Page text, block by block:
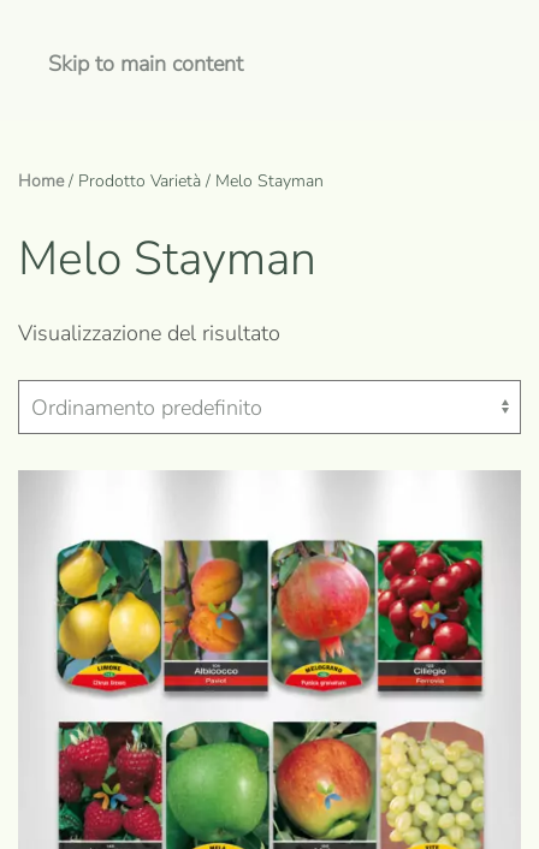
Skip to main content
Home/ Prodotto Varietà / Melo Stayman
Melo Stayman
Visualizzazione del risultato